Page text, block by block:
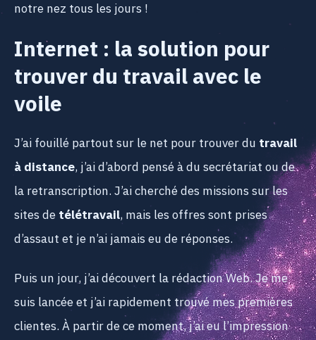
notre nez tous les jours !
Internet : la solution pour
trouver du travail avec le
voile
J’ai fouillé partout sur le net pour trouver du travail
à distance, j’ai d’abord pensé à du secrétariat ou de
la retranscription. J’ai cherché des missions sur les
sites detélétravail, mais les offres sont prises
d’assaut et je n’ai jamais eu de réponses.
Puis un jour, j’ai découvert la rédaction Web. Je me
suis lancée et j’ai rapidement trouvé mes premières
clientes. À partir de ce moment, j’ai eu l’impression